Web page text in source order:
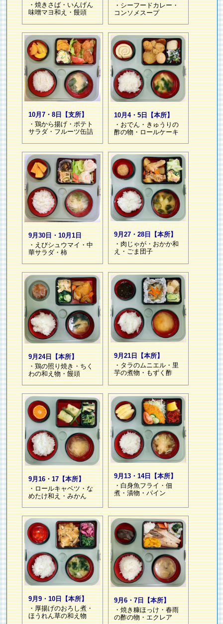
・焼きさば・いんげん
味噌マヨ和え・饅頭
・シーフードカレー・
コンソメスープ
10月7・8日【支所】
・鶏から揚げ・ポテト
サラダ・フルーツ缶詰
10月4・5日【本所】
・おでん・きゅうりの
酢の物・ロールケーキ
9月30日・10月1日
・えびシュウマイ・中
華サラダ・柿
9月27・28日【本所】
・肉じゃが・おかか和
え・ごま団子
9月24日【本所】
・鶏の照り焼き・ちく
わの和え物・饅頭
9月21日【本所】
・タラのムニエル・里
芋の煮物・もずく酢
9月16・17【本所】
・ロールキャベツ・な
めたけ和え・みかん
9月13・14日【本所】
・白身魚フライ・佃
煮・漬物・パイン
9月9・10日【本所】
・厚揚げのおろし煮・
ほうれん草の和え物
9月6・7日【本所】
・焼き糠ほっけ・春雨
の酢の物・エクレア